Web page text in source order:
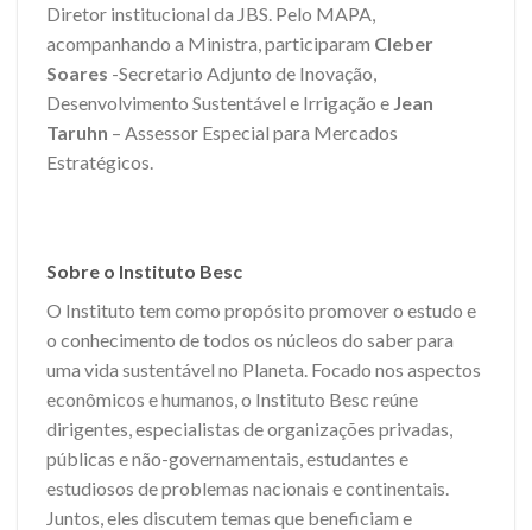
Diretor institucional da JBS. Pelo MAPA,
acompanhando a Ministra, participaram Cleber
Soares -Secretario Adjunto de Inovação,
Desenvolvimento Sustentável e Irrigação e Jean
Taruhn – Assessor Especial para Mercados
Estratégicos.
Sobre o Instituto Besc
O Instituto tem como propósito promover o estudo e
o conhecimento de todos os núcleos do saber para
uma vida sustentável no Planeta. Focado nos aspectos
econômicos e humanos, o Instituto Besc reúne
dirigentes, especialistas de organizações privadas,
públicas e não-governamentais, estudantes e
estudiosos de problemas nacionais e continentais.
Juntos, eles discutem temas que beneficiam e